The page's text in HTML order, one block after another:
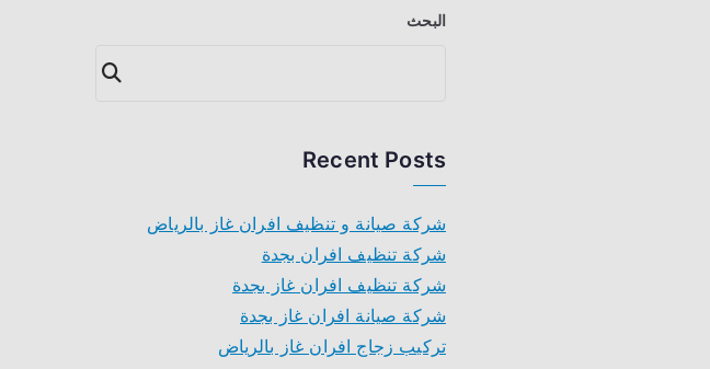
البحث
البحث
Recent Posts
شركة صيانة و تنظيف افران غاز بالرياض
شركة تنظيف افران بجدة
شركة تنظيف افران غاز بجدة
شركة صيانة افران غاز بجدة
تركيب زجاج افران غاز بالرياض